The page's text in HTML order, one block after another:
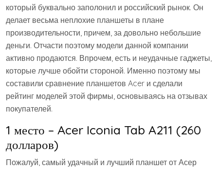
который буквально заполонил и российский рынок. Он
делает весьма неплохие планшеты в плане
производительности, причем, за довольно небольшие
деньги. Отчасти поэтому модели данной компании
активно продаются. Впрочем, есть и неудачные гаджеты,
которые лучше обойти стороной. Именно поэтому мы
составили сравнение планшетов Acer и сделали
рейтинг моделей этой фирмы, основываясь на отзывах
покупателей.
1 место – Acer Iconia Tab A211 (260
долларов)
Пожалуй, самый удачный и лучший планшет от Асер